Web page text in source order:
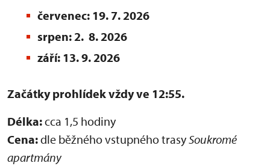
červenec: 19. 7. 2026
srpen: 2. 8. 2026
září: 13. 9. 2026
Začátky prohlídek vždy ve 12:55.
Délka:cca 1,5 hodiny
Cena:dle běžného vstupného trasySoukromé
apartmány